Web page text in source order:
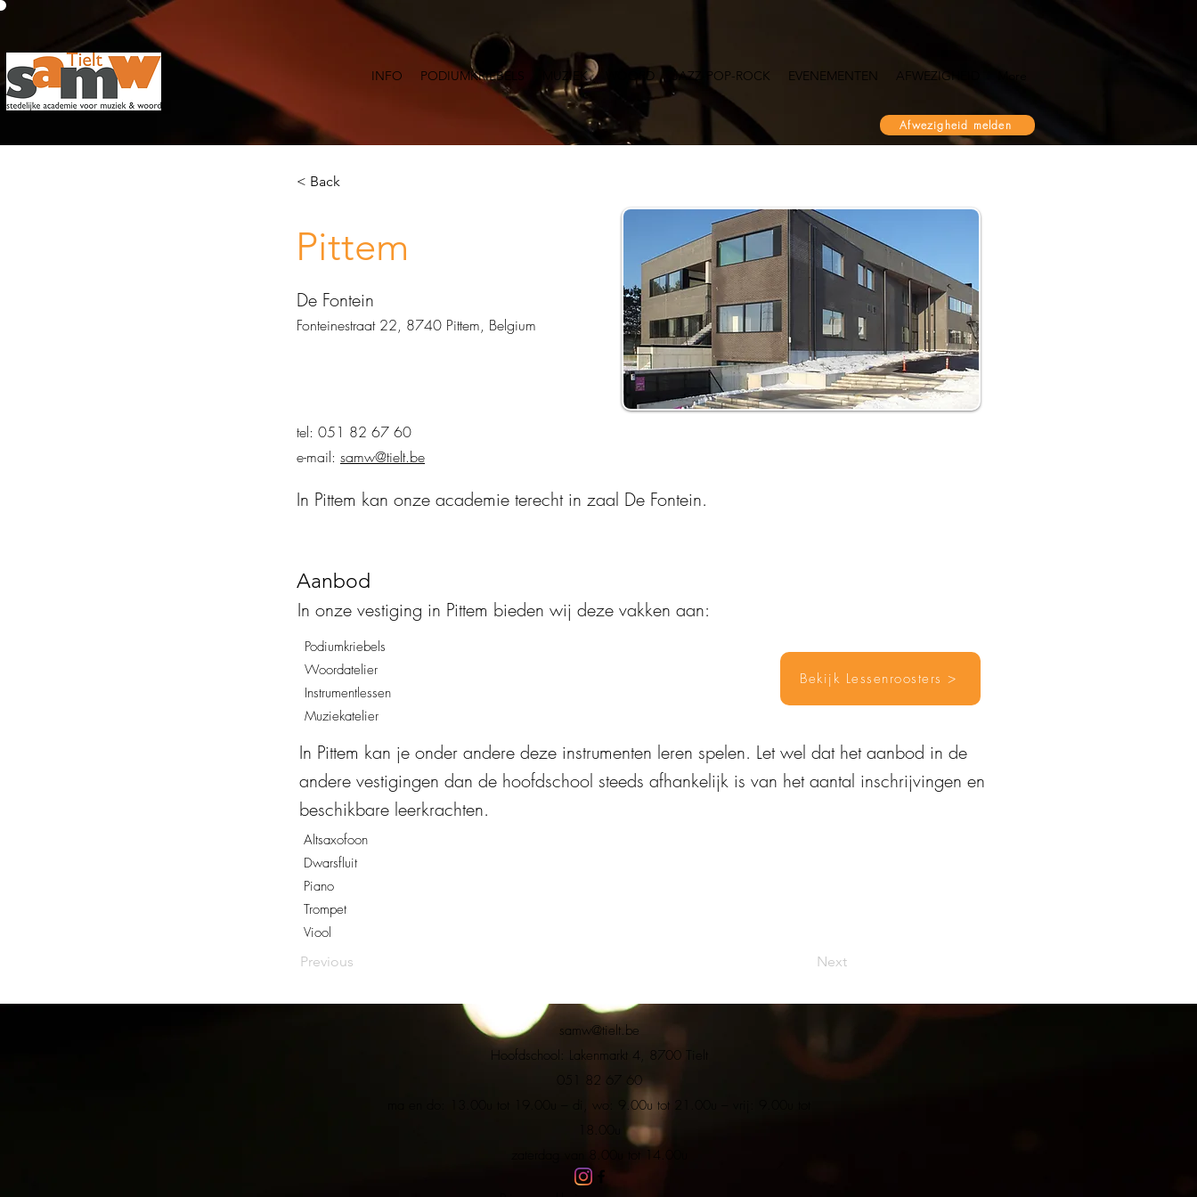
INFO PODIUMKRIEBELS MUZIEK WOORD JAZZ-POP-ROCK EVENEMENTEN AFWEZIGHEID
Afwezigheid melden
< Back
Pittem
De Fontein
Fonteinestraat 22, 8740 Pittem, Belgium
tel: 051 82 67 60
e-mail: samw@tielt.be
In Pittem kan onze academie terecht in zaal De Fontein.
Aanbod
In onze vestiging in Pittem bieden wij deze vakken aan:
Podiumkriebels
Woordatelier
Instrumentlessen
Muziekatelier
Bekijk Lessenroosters >
In Pittem kan je onder andere deze instrumenten leren spelen. Let wel dat het aanbod in de
andere vestigingen dan de hoofdschool steeds afhankelijk is van het aantal inschrijvingen en
beschikbare leerkrachten.
Altsaxofoon
Dwarsfluit
Piano
Trompet
Viool
Previous Next
samw@tielt.be
Hoofdschool: Lakenmarkt 4, 8700 Tielt
051 82 67 60
ma en do: 13.00u tot 19.00u – di, wo: 9.00u tot 21.00u – vrij: 9.00u tot
18.00u
zaterdag van 8.00u tot 14.00u